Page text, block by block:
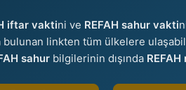
iftar vaktini ve REFAH sahur vakti
linkten tüm ülkelere
sahurbilgilerinin dışında